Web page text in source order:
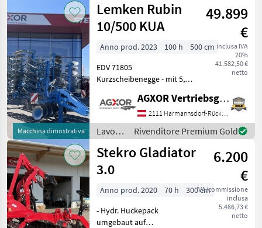
/
Sonstige
Macchina dimostrativa
Lemken Rubin
10/500 KUA
49.899
€
inclusa IVA
20%
41.582,50 €
netto
Anno prod. 2023 100 h
500 cm
EDV 71805
Kurzscheibenegge - mit 5,
Transport-
Aufsatteleinrichtung - mit
Achse mit Radgröße
16.0/70-20 AW - mit
Unterlenkeranschluss Kat
AGXOR Vertriebsgesellschaft Ost GmbH
2111 Harmannsdorf-Rückersdorf
Lavorazione
terreno
/
Lemken
Rivenditore Premium Gold
Stekro Gladiator
3.0
6.200
€
IVA/commissione
inclusa
5.486,73 €
netto
Anno prod. 2020 70 h
300 cm
- Hydr. Huckepack
umgebaut auf